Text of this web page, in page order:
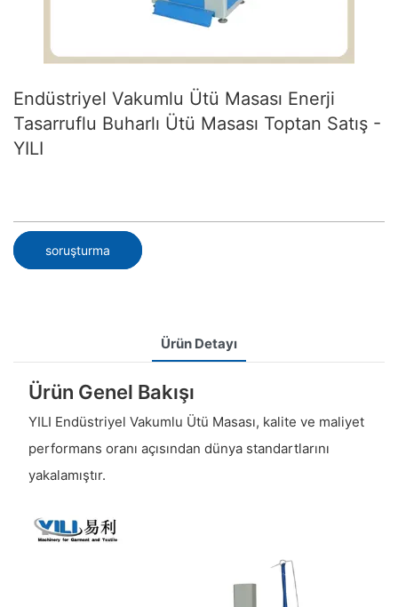
Endüstriyel Vakumlu Ütü Masası Enerji
Tasarruflu Buharlı Ütü Masası Toptan Satış -
YILI
soruşturma
Ürün Detayı
Ürün Genel Bakışı
YILI Endüstriyel Vakumlu Ütü Masası, kalite ve maliyet
performans oranı açısından dünya standartlarını
yakalamıştır.